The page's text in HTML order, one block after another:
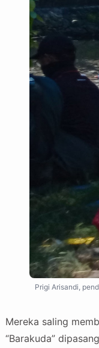
Prigi Arisandi,
Mereka saling
“Barakuda”